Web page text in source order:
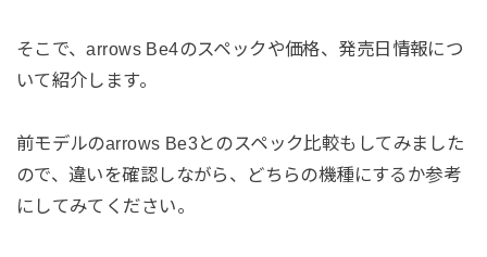
そこで、arrows Be4のスペックや価格、発売日情報につ
いて紹介します。
前モデルのarrows Be3とのスペック比較もしてみました
ので、違いを確認しながら、どちらの機種にするか参考
にしてみてください。